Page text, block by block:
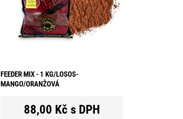
FEEDER MIX - 1 KG/LOSOS-
MANGO/ORANŽOVÁ
88,00 Kč s DPH